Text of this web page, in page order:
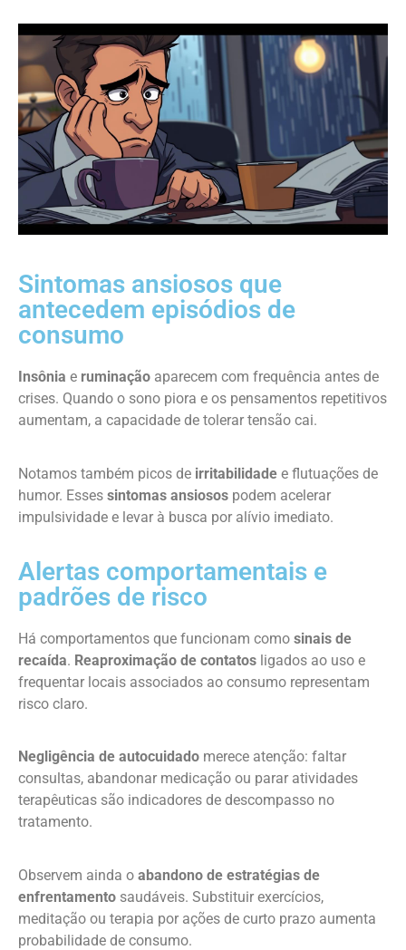
Sintomas ansiosos que
antecedem episódios de
consumo
Insônia e ruminação aparecem com frequência antes de
crises. Quando o sono piora e os pensamentos repetitivos
aumentam, a capacidade de tolerar tensão cai.
Notamos também picos de irritabilidade e flutuações de
humor. Esses sintomas ansiosos podem acelerar
impulsividade e levar à busca por alívio imediato.
Alertas comportamentais e
padrões de risco
Há comportamentos que funcionam como sinais de
recaída. Reaproximação de contatos ligados ao uso e
frequentar locais associados ao consumo representam
risco claro.
Negligência de autocuidado merece atenção: faltar
consultas, abandonar medicação ou parar atividades
terapêuticas são indicadores de descompasso no
tratamento.
Observem ainda o abandono de estratégias de
enfrentamento saudáveis. Substituir exercícios,
meditação ou terapia por ações de curto prazo aumenta
probabilidade de consumo.